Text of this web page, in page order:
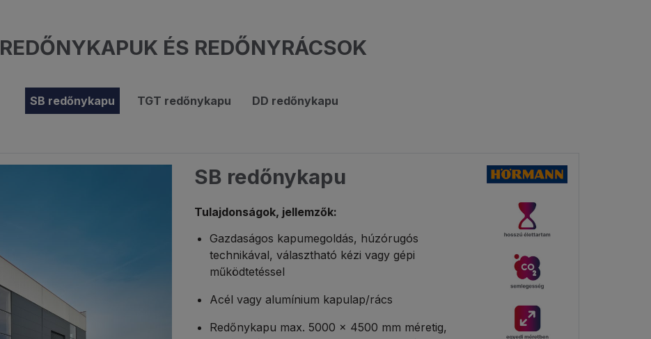
REDŐNYKAPUK ÉS REDŐNYRÁCSOK
SB redőnykapu TGT redőnykapu DD redőnykapu
SB redőnykapu
Tulajdonságok, jellemzők:
Gazdaságos kapumegoldás, húzórugós
technikával, választható kézi vagy gépi
működtetéssel
Acél vagy alumínium kapulap/rács
Redőnykapu max. 5000 × 4500 mm méretig,